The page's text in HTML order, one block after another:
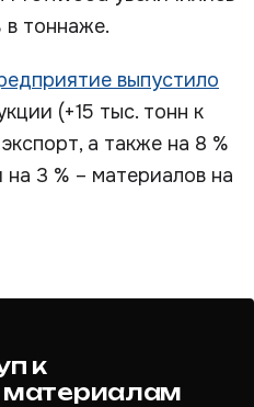
в тоннаже.
выпустило
(+15 тыс. тонн к
а также на 8 %
3 % – материалов на
к